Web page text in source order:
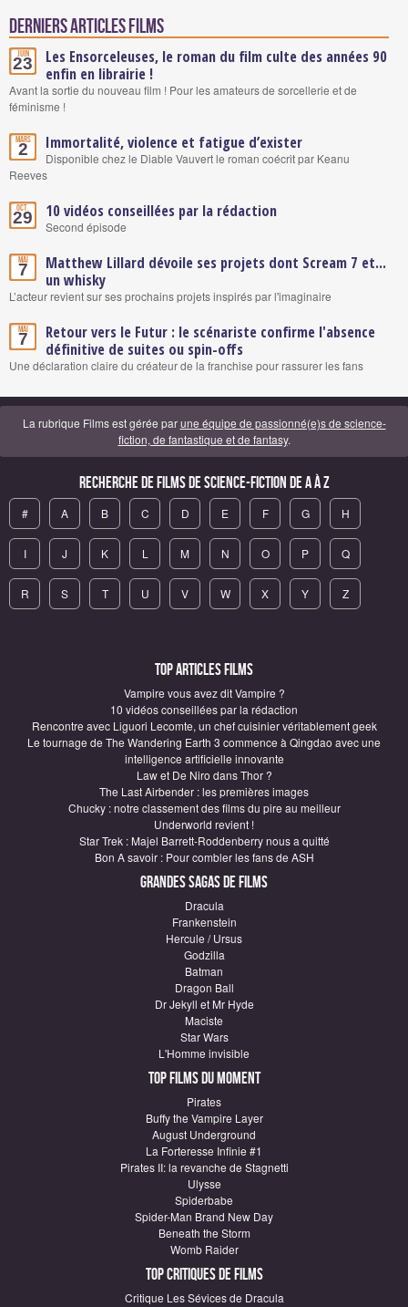
Derniers articles Films
Juin
23
Les Ensorceleuses, le roman du film culte des années 90
enfin en librairie !
Avant la sortie du nouveau film ! Pour les amateurs de sorcellerie et de
féminisme !
Mars
2 Immortalité, violence et fatigue d’exister
Disponible chez le Diable Vauvert le roman coécrit par Keanu
Reeves
Oct.
29 10 vidéos conseillées par la rédaction
Second épisode
Mai
7
Matthew Lillard dévoile ses projets dont Scream 7 et...
un whisky
L’acteur revient sur ses prochains projets inspirés par l'imaginaire
Mai
7
Retour vers le Futur : le scénariste confirme l'absence
définitive de suites ou spin-offs
Une déclaration claire du créateur de la franchise pour rassurer les fans
La rubrique Films est gérée parune équipe de passionné(e)s de science-
fiction, de fantastique et de fantasy.
Recherche de Films de science-fiction de A à Z
# A B C D E F G H
I J K L M N O P Q
R S T U V W X Y Z
Top articles Films
Vampire vous avez dit Vampire ?
10 vidéos conseillées par la rédaction
Rencontre avec Liguori Lecomte, un chef cuisinier véritablement geek
Le tournage de The Wandering Earth 3 commence à Qingdao avec une
intelligence artificielle innovante
Law et De Niro dans Thor ?
The Last Airbender : les premières images
Chucky : notre classement des films du pire au meilleur
Underworld revient !
Star Trek : Majel Barrett-Roddenberry nous a quitté
Bon A savoir : Pour combler les fans de ASH
Grandes sagas de Films
Dracula
Frankenstein
Hercule / Ursus
Godzilla
Batman
Dragon Ball
Dr Jekyll et Mr Hyde
Maciste
Star Wars
L'Homme invisible
Top Films du moment
Pirates
Buffy the Vampire Layer
August Underground
La Forteresse Infinie #1
Pirates II: la revanche de Stagnetti
Ulysse
Spiderbabe
Spider-Man Brand New Day
Beneath the Storm
Womb Raider
Top critiques de Films
Critique Les Sévices de Dracula